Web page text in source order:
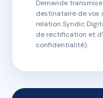
Demande
destinataire de vos
relation Syndic
de rectification et
confidentialité).